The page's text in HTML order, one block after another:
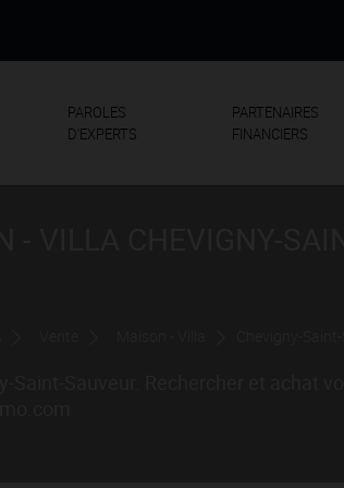
PAROLES
D'EXPERTS
PARTENAIRES
FINANCIERS